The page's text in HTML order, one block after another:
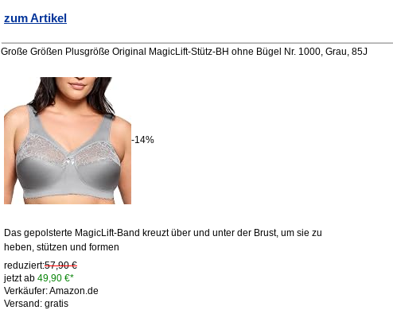
zum Artikel
Große Größen Plusgröße Original MagicLift-Stütz-BH ohne Bügel Nr. 1000, Grau, 85J
-14%
Das gepolsterte MagicLift-Band kreuzt über und unter der Brust, um sie zu
heben, stützen und formen
reduziert:57,90 €
jetzt ab49,90 €*
Verkäufer: Amazon.de
Versand: gratis